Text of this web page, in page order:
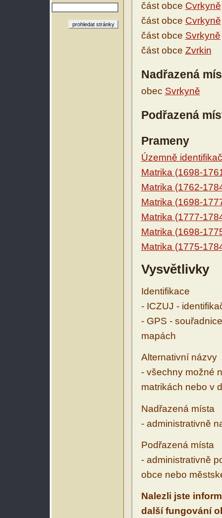
část obce Cvrkyně
část obce Cvrkyně
část obce Svrkyně
část obce Zvrkin
Nadřazená
obec Svrkyně
Podřazená
Prameny
Územně
Matrika (1698-
Matrika (1762-
Matrika (1698-
Matrika (1777-
Matrika (1698-
Matrika (1775-
Vysvětlivky
Identifikace
- ICZUJ -
- GPS -
mapách
Alternativní názvy
- všechny možné
matrikách nebo v
Nadřazená místa
- administrativně
Podřazená místa
- administrativně
obce nebo
Nalezli jste
další fungování